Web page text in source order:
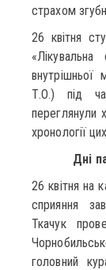
страхом
26 квітня
внутрішньої
Т.О.) під
переглянули
хронології
Дні
26 квітня на
сприяння
Ткачук
головний